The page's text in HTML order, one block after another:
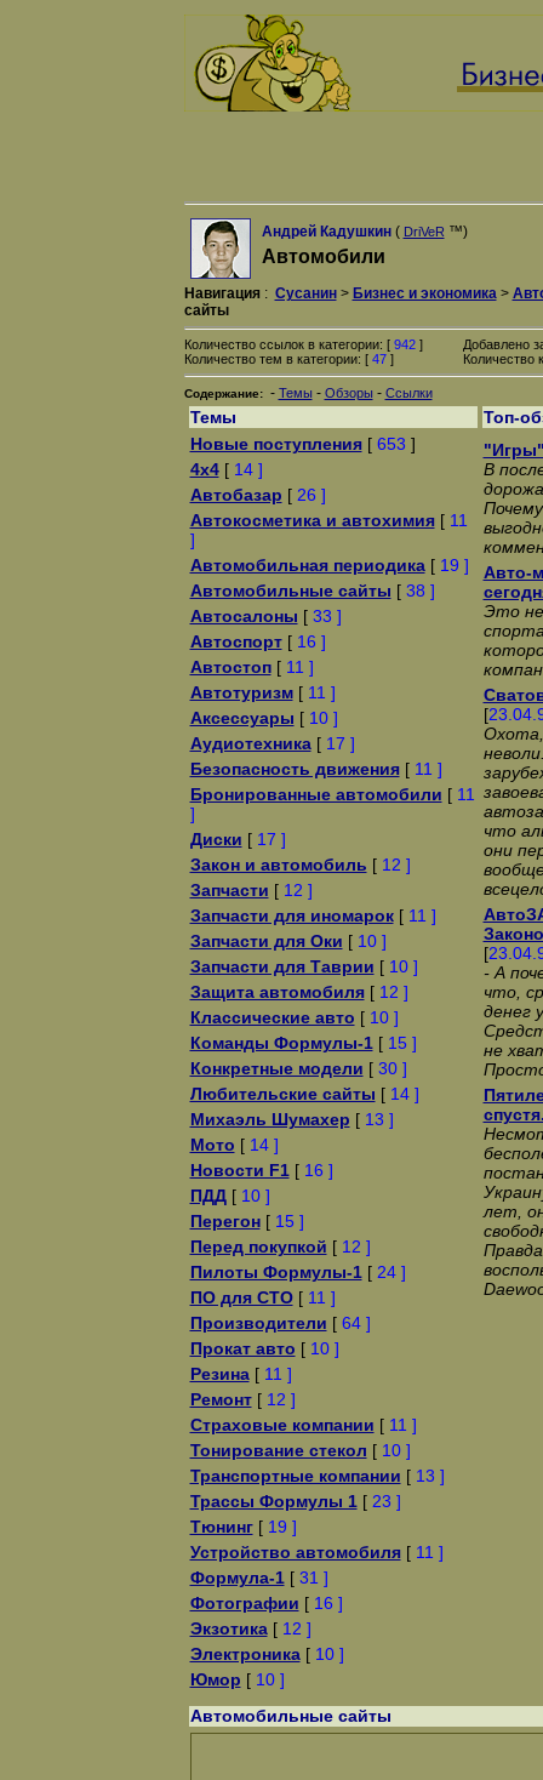
Андрей Кадушкин( DriVeR ™)
Автомобили
Навигация: Сусанин> Бизнес и экономика>
сайты
Количество ссылок в категории: [ 942]
Количество тем в категории: [ 47]
Добавлено
Количество
Содержание: - Темы - Обзоры - Ссылки
Темы
Топ-
Новые поступления[ 653 ]
4x4[ 14 ]
Автобазар [ 26 ]
Автокосметика и автохимия[ 11
]
Автомобильная периодика[ 19 ]
Автомобильные сайты [ 38 ]
Автосалоны [ 33 ]
Автоспорт[ 16 ]
Автостоп[ 11 ]
Автотуризм[ 11 ]
Аксессуары [ 10 ]
Аудиотехника[ 17 ]
Безопасность движения[ 11 ]
Бронированные автомобили [ 11
]
Диски [ 17 ]
Закон и автомобиль [ 12 ]
Запчасти [ 12 ]
Запчасти для иномарок[ 11 ]
Запчасти для Оки [ 10 ]
Запчасти для Таврии [ 10 ]
Защита автомобиля[ 12 ]
Классические авто [ 10 ]
Команды Формулы-1[ 15 ]
Конкретные модели [ 30 ]
Любительские сайты [ 14 ]
Михаэль Шумахер [ 13 ]
Мото [ 14 ]
Новости F1[ 16 ]
ПДД[ 10 ]
Перегон[ 15 ]
Перед покупкой [ 12 ]
Пилоты Формулы-1[ 24 ]
ПО для СТО[ 11 ]
Производители [ 64 ]
Прокат авто [ 10 ]
Резина[ 11 ]
Ремонт[ 12 ]
Страховые компании [ 11 ]
Тонирование стекол [ 10 ]
Транспортные компании [ 13 ]
Трассы Формулы 1[ 23 ]
Тюнинг[ 19 ]
Устройство автомобиля[ 11 ]
Формула-1[ 31 ]
Фотографии [ 16 ]
Экзотика[ 12 ]
Электроника[ 10 ]
Юмор [ 10 ]
В
Авто-
Это
[
что
они
[
- А
что,
денег
не
лет,
Автомобильные сайты